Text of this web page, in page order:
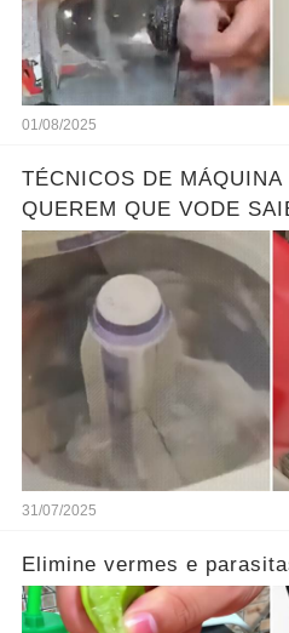
01/08/2025
TÉCNICOS DE MÁQUINA
QUEREM QUE VODE
31/07/2025
Elimine vermes e